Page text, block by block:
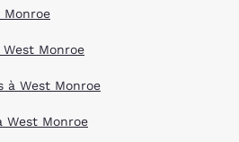
Monroe
Monroe
à West Monroe
West Monroe